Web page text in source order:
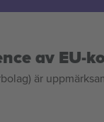
av EU-
är